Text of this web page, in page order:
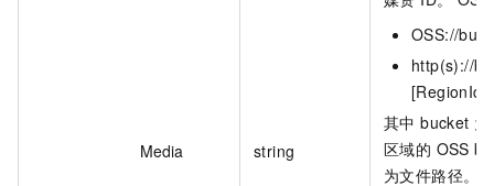
Media string
OSS://
http(s)://
其中 bucket
区域的 OSS
为文件路径。